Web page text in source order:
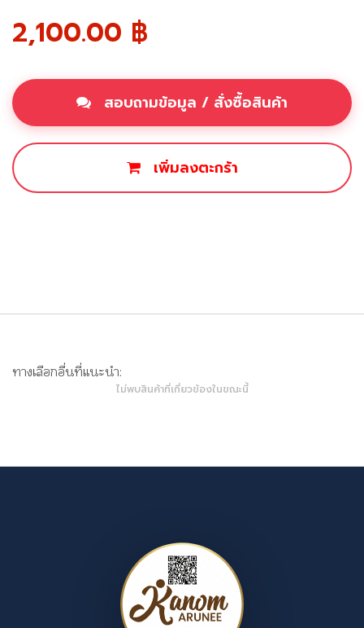
2,100.00 ฿
สอบถามข้อมูล / สั่งซื้อสินค้า
เพิ่มลงตะกร้า
ทางเลือกอื่นที่แนะนำ:
ไม่พบสินค้าที่เกี่ยวข้องในขณะนี้